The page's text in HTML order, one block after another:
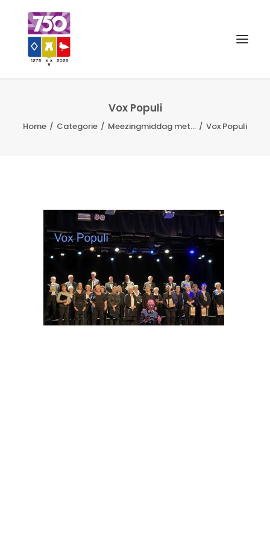
EVENEMENTEN
VRIENDEN VAN
CONTACT
Vox Populi
Home Categorie Meezingmiddag met... Vox Populi